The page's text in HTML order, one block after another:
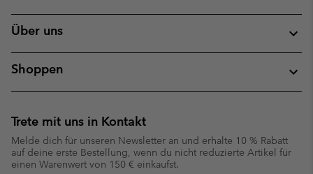
Über uns
Shoppen
Trete mit uns in Kontakt
Melde dich für unseren Newsletter an und erhalte 10 % Rabatt
auf deine erste Bestellung, wenn du nicht reduzierte Artikel für
einen Warenwert von 150 € einkaufst.